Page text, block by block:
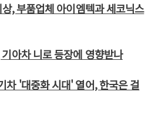
, 부품업체 아이엠텍과 세코닉스
아차 니로 등장에 영향받나
'대중화 시대' 열어, 한국은 걸